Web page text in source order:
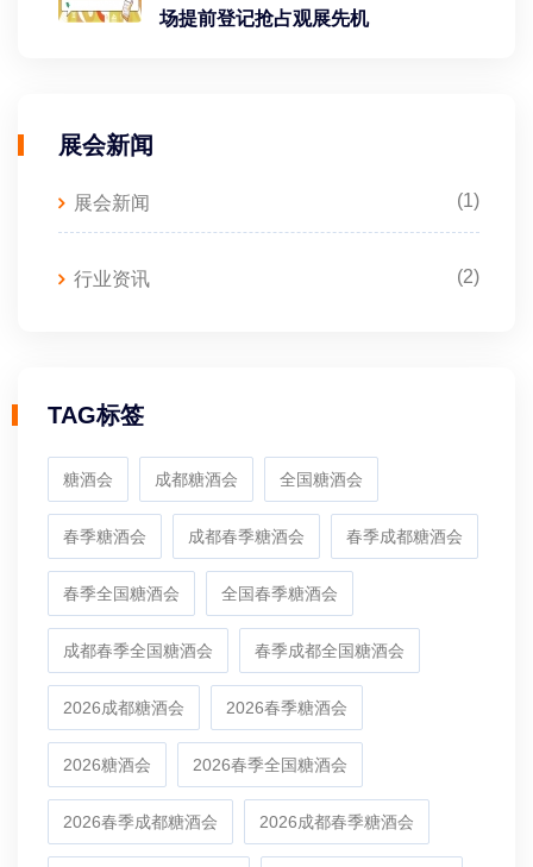
场提前登记抢占观展先机
展会新闻
展会新闻 (1)
行业资讯 (2)
TAG标签
糖酒会 成都糖酒会 全国糖酒会
春季糖酒会 成都春季糖酒会 春季成都糖酒会
春季全国糖酒会 全国春季糖酒会
成都春季全国糖酒会 春季成都全国糖酒会
2026成都糖酒会 2026春季糖酒会
2026糖酒会 2026春季全国糖酒会
2026春季成都糖酒会 2026成都春季糖酒会